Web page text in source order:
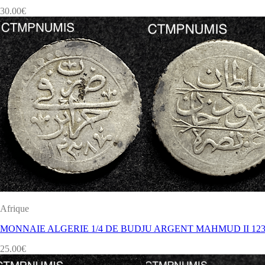
30.00€
Afrique
MONNAIE ALGERIE 1/4 DE BUDJU ARGENT MAHMUD II
25.00€